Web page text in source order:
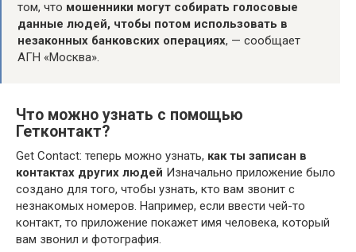
том, что мошенники могут собирать голосовые
данные людей, чтобы потом использовать в
незаконных банковских операциях, — сообщает
АГН «Москва».
Что можно узнать с помощью
Гетконтакт?
Get Contact: теперь можно узнать, как ты записан в
контактах других людей Изначально приложение было
создано для того, чтобы узнать, кто вам звонит с
незнакомых номеров. Например, если ввести чей-то
контакт, то приложение покажет имя человека, который
вам звонил и фотография.